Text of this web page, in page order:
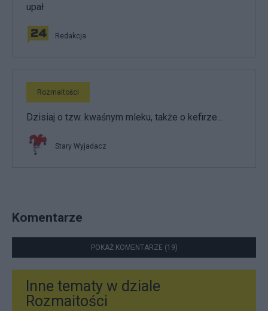
upał
Redakcja
Rozmaitości
Dzisiaj o tzw. kwaśnym mleku, także o kefirze...
Stary Wyjadacz
Komentarze
POKAŻ KOMENTARZE (19)
Inne tematy w dziale
Rozmaitości